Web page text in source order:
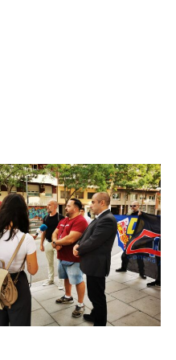
Crónica acto DN
contra la invasión
migratoria y el
gran reemplazo
MADRID 4 DE NOVIEMBRE